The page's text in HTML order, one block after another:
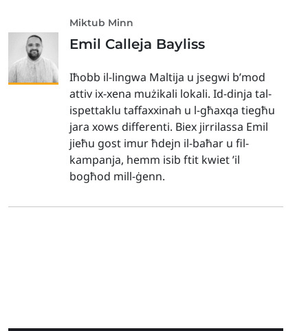
Miktub Minn
Emil Calleja Bayliss
Iħobb il-lingwa Maltija u jsegwi b’mod
attiv ix-xena mużikali lokali. Id-dinja tal-
ispettaklu taffaxxinah u l-għaxqa tiegħu
jara xows differenti. Biex jirrilassa Emil
jieħu gost imur ħdejn il-baħar u fil-
kampanja, hemm isib ftit kwiet ’il
bogħod mill-ġenn.